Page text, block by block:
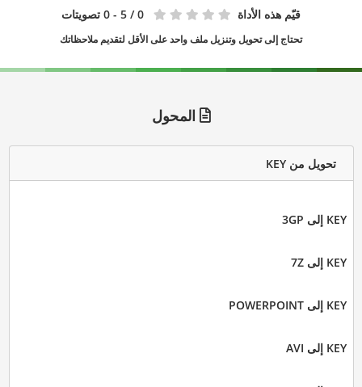
قيّم هذه الأداة 0 / 5 - 0 تصويتات
تحتاج إلى تحويل وتنزيل ملف واحد على الأقل لتقديم ملاحظاتك
المحول
تحويل من KEY
KEY إلى 3GP
KEY إلى 7Z
KEY إلى POWERPOINT
KEY إلى AVI